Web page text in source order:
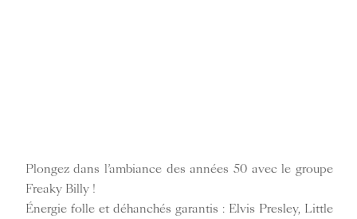
Plongez dans l’ambiance des années 50 avec le groupe
Freaky Billy !
Énergie folle et déhanchés garantis : Elvis Presley, Little